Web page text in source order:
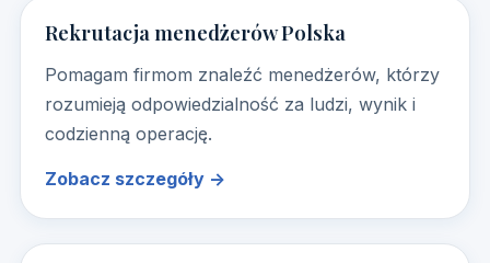
Rekrutacja menedżerów Polska
Pomagam firmom znaleźć menedżerów, którzy
rozumieją odpowiedzialność za ludzi, wynik i
codzienną operację.
Zobacz szczegóły →